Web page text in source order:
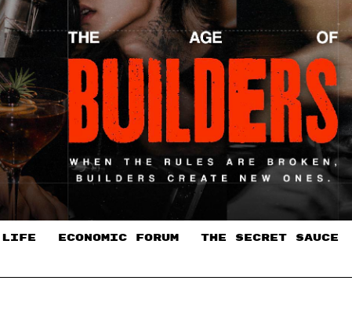
LIFE ECONOMIC FORUM THE SECRET SAUCE​